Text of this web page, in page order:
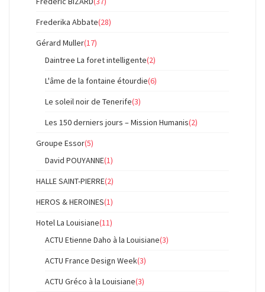
Frederika Abbate(28)
Gérard Muller(17)
Daintree La foret intelligente(2)
L'âme de la fontaine étourdie(6)
Le soleil noir de Tenerife(3)
Les 150 derniers jours – Mission Humanis(2)
Groupe Essor(5)
David POUYANNE(1)
HALLE SAINT-PIERRE(2)
HEROS & HEROINES(1)
Hotel La Louisiane(11)
ACTU Etienne Daho à la Louisiane(3)
ACTU France Design Week(3)
ACTU Gréco à la Louisiane(3)